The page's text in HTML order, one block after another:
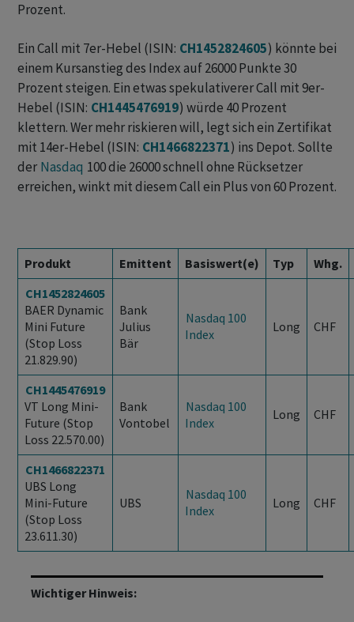
Prozent.
Ein Call mit 7er-Hebel (ISIN: CH1452824605) könnte bei
einem Kursanstieg des Index auf 26000 Punkte 30
Prozent steigen. Ein etwas spekulativerer Call mit 9er-
Hebel (ISIN: CH1445476919) würde 40 Prozent
klettern. Wer mehr riskieren will, legt sich ein Zertifikat
mit 14er-Hebel (ISIN: CH1466822371) ins Depot. Sollte
der Nasdaq 100 die 26000 schnell ohne Rücksetzer
erreichen, winkt mit diesem Call ein Plus von 60 Prozent.
Produkt Emittent Basiswert(e) Typ
Whg.
CH1452824605
BAER Dynamic
Mini Future
(Stop Loss
21.829.90)
Bank
Julius
Bär
Nasdaq 100
Index
Long CHF
CH1445476919
VT Long Mini-
Future (Stop
Loss 22.570.00)
Bank
Vontobel
Nasdaq 100
Index
Long CHF
CH1466822371
UBS Long
Mini-Future
(Stop Loss
23.611.30)
UBS
Nasdaq 100
Index
Long CHF
Wichtiger Hinweis: